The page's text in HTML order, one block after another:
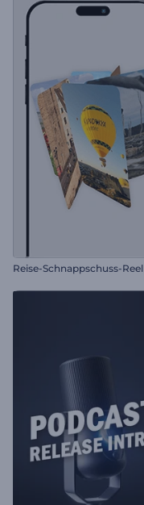
Reise-Schnappschuss-Reel